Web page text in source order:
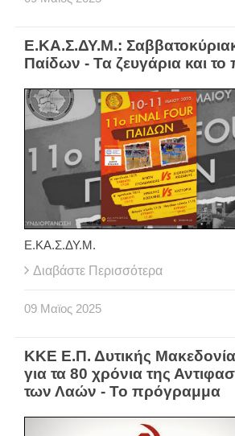
Ε.ΚΑ.Σ.ΔΥ.Μ.:
Παίδων - Τα ζευγάρια και
Ε.ΚΑ.Σ.ΔΥ.Μ.
Διαβάστε Περισσότερα
09 Μαϊος 2025
ΚΚΕ Ε.Π. Δυτικής
για τα 80 χρόνια της
των Λαών - Το πρόγραμμα